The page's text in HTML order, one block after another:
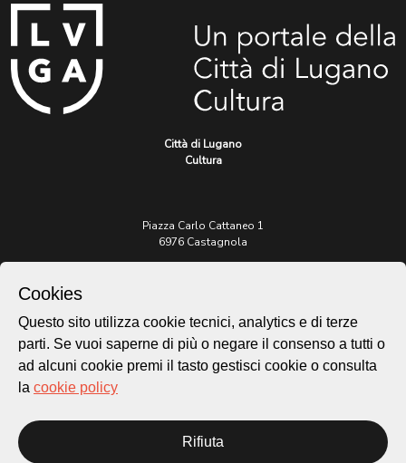
Città di Lugano
Cultura
Piazza Carlo Cattaneo 1
6976 Castagnola
patrimonio@lugano.ch
t. +41 58 866 68 50
Sito istituzionale:
Cookie policy
Cookies
Questo sito utilizza cookie tecnici, analytics e di terze
parti. Se vuoi saperne di più o negare il consenso a tutti o
ad alcuni cookie premi il tasto gestisci cookie o consulta
la cookie policy
Rifiuta